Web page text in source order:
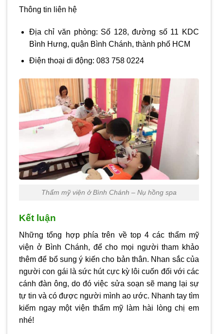
Thông tin liên hệ
Địa chỉ văn phòng: Số 128, đường số 11 KDC
Bình Hưng, quận Bình Chánh, thành phố HCM
Điện thoại di động: 083 758 0224
Thẩm mỹ viện ở Bình Chánh – Nụ hồng spa
Kết luận
Những tổng hợp phía trên về top 4 các thẩm mỹ
viện ở Bình Chánh, để cho mọi người tham khảo
thêm để bổ sung ý kiến cho bản thân. Nhan sắc của
người con gái là sức hút cực kỳ lôi cuốn đối với các
cánh đàn ông, do đó việc sửa soạn sẽ mang lại sự
tự tin và có được người mình ao ước. Nhanh tay tìm
kiếm ngay một viện thẩm mỹ làm hài lòng chị em
nhé!